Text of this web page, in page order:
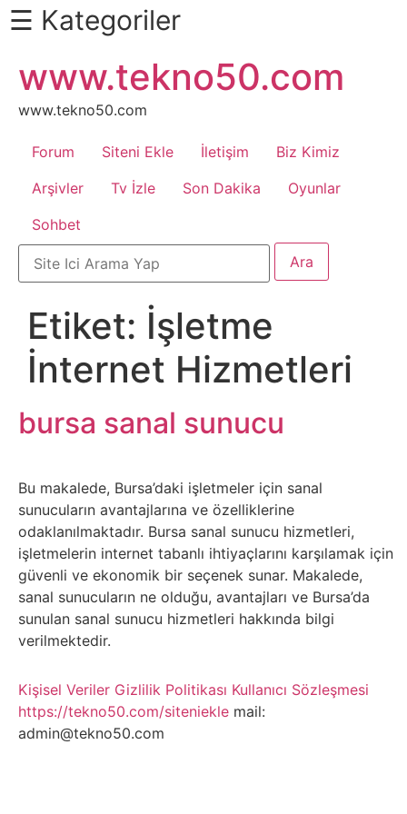
Daha
Fazlası
İçin
Kaydır
Android
Apk
Arabalar
Bankacılık
İşlemleri
Belgesel
Bilgisayar
Bilim
Bitcoin
Bitkiler
Çizgi
Film
☰ Kategoriler
atla
www.tekno50.com
www.tekno50.com
Forum Siteni Ekle İletişim
Biz Kimiz
Arşivler
Tv İzle Son Dakika
Oyunlar
Sohbet
Etiket: İşletme
İnternet Hizmetleri
bursa sanal sunucu
Bu makalede, Bursa’daki işletmeler için sanal
sunucuların avantajlarına ve özelliklerine
odaklanılmaktadır. Bursa sanal sunucu hizmetleri,
işletmelerin internet tabanlı ihtiyaçlarını karşılamak için
güvenli ve ekonomik bir seçenek sunar. Makalede,
sanal sunucuların ne olduğu, avantajları ve Bursa’da
sunulan sanal sunucu hizmetleri hakkında bilgi
verilmektedir.
Kişisel Veriler Gizlilik Politikası Kullanıcı Sözleşmesi
https://tekno50.com/siteniekle mail:
admin@tekno50.com